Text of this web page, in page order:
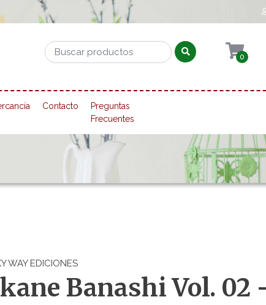
0
Contacto
Preguntas
Frecuentes
WAY EDICIONES
Banashi Vol. 02